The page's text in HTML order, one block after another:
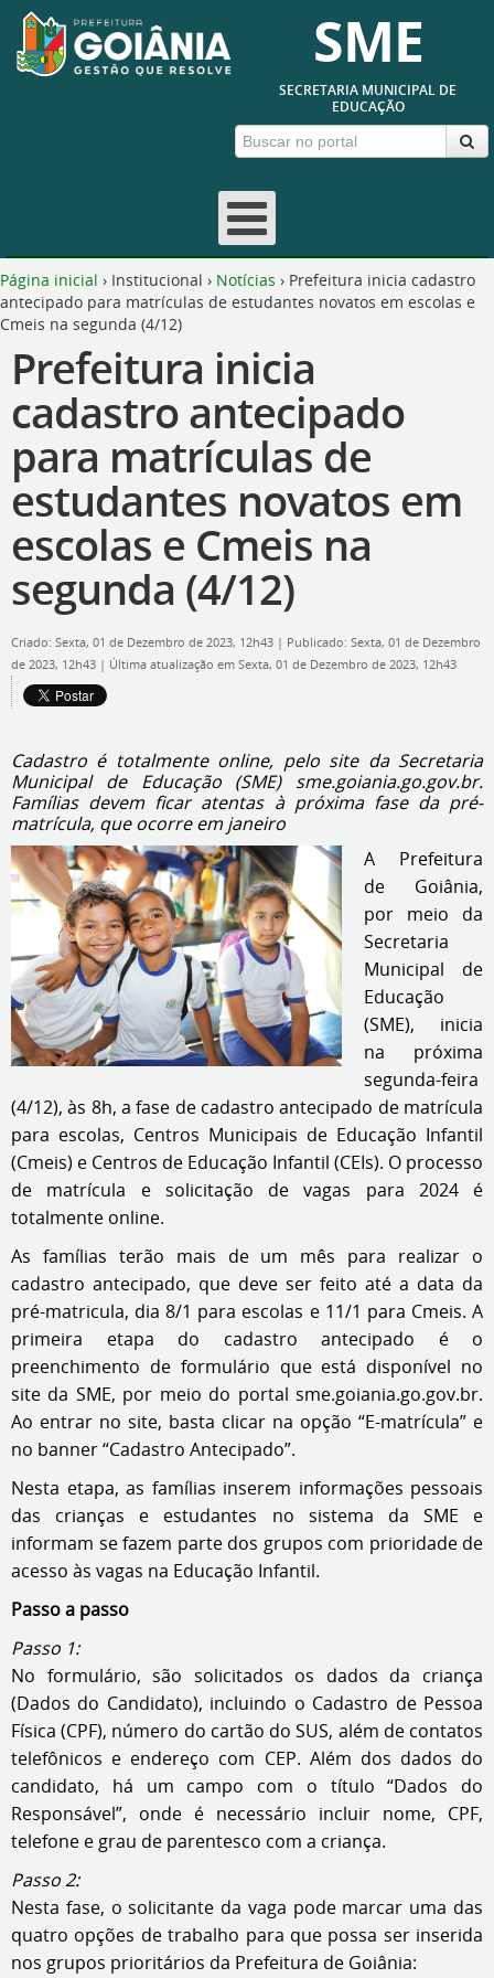
SME
SECRETARIA MUNICIPAL DE
EDUCAÇÃO
Página inicial › Institucional › Notícias › Prefeitura inicia cadastro
antecipado para matrículas de estudantes novatos em escolas e
Cmeis na segunda (4/12)
Prefeitura inicia
cadastro antecipado
para matrículas de
estudantes novatos em
escolas e Cmeis na
segunda (4/12)
Criado: Sexta, 01 de Dezembro de 2023, 12h43 | Publicado: Sexta, 01 de Dezembro
de 2023, 12h43 | Última atualização em Sexta, 01 de Dezembro de 2023, 12h43
Cadastro é totalmente online, pelo site da Secretaria
Municipal de Educação (SME) sme.goiania.go.gov.br.
Famílias devem ficar atentas à próxima fase da pré-
matrícula, que ocorre em janeiro
A Prefeitura
de Goiânia,
por meio da
Secretaria
Municipal de
Educação
(SME), inicia
na próxima
segunda-feira
(4/12), às 8h, a fase de cadastro antecipado de matrícula
para escolas, Centros Municipais de Educação Infantil
(Cmeis) e Centros de Educação Infantil (CEIs). O processo
de matrícula e solicitação de vagas para 2024 é
totalmente online.
As famílias terão mais de um mês para realizar o
cadastro antecipado, que deve ser feito até a data da
pré-matricula, dia 8/1 para escolas e 11/1 para Cmeis. A
primeira etapa do cadastro antecipado é o
preenchimento de formulário que está disponível no
site da SME, por meio do portal sme.goiania.go.gov.br.
Ao entrar no site, basta clicar na opção “E-matrícula” e
no banner “Cadastro Antecipado”.
Nesta etapa, as famílias inserem informações pessoais
das crianças e estudantes no sistema da SME e
informam se fazem parte dos grupos com prioridade de
acesso às vagas na Educação Infantil.
Passo a passo
Passo 1:
No formulário, são solicitados os dados da criança
(Dados do Candidato), incluindo o Cadastro de Pessoa
Física (CPF), número do cartão do SUS, além de contatos
telefônicos e endereço com CEP. Além dos dados do
candidato, há um campo com o título “Dados do
Responsável”, onde é necessário incluir nome, CPF,
telefone e grau de parentesco com a criança.
Passo 2:
Nesta fase, o solicitante da vaga pode marcar uma das
quatro opções de trabalho para que possa ser inserida
nos grupos prioritários da Prefeitura de Goiânia: